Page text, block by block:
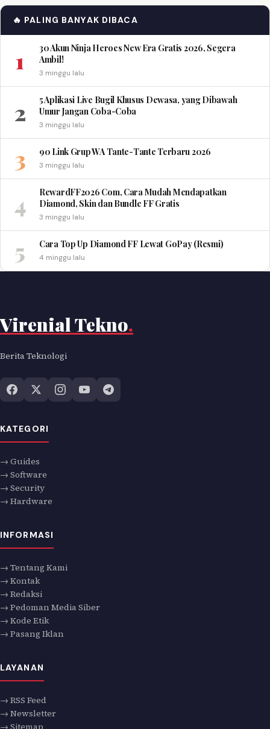
🔥 PALING BANYAK DIBACA
1
30 Akun Ninja Heroes New Era Gratis 2026, Segera
Ambil!
3 minggu lalu
2
5 Aplikasi Live Bugil Khusus Dewasa, yang Dibawah
Umur Jangan Coba-Coba
3 minggu lalu
3 90 Link Grup WA Tante-Tante Terbaru 2026
3 minggu lalu
4
RewardFF2026 Com, Cara Mudah Mendapatkan
Diamond, Skin dan Bundle FF Gratis
3 minggu lalu
5 Cara Top Up Diamond FF Lewat GoPay (Resmi)
4 minggu lalu
Virenial Tekno.
Berita Teknologi
KATEGORI
→ Guides
→ Software
→ Security
→ Hardware
INFORMASI
→ Tentang Kami
→ Kontak
→ Redaksi
→ Pedoman Media Siber
→ Kode Etik
→ Pasang Iklan
LAYANAN
→ RSS Feed
→ Newsletter
→ Sitemap